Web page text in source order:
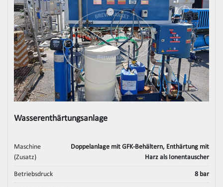
Wasserenthärtungsanlage
Maschine
(Zusatz)
Doppelanlage mit GFK-Behältern, Enthärtung mit
Harz als Ionentauscher
Betriebsdruck 8 bar